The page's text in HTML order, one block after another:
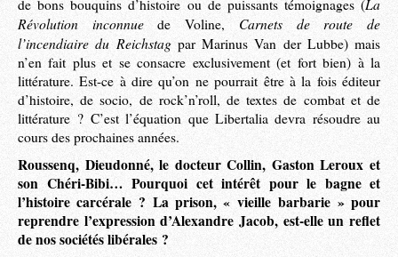
de bons bouquins d’histoire ou de puissants témoignages (La
Révolution inconnuede Voline, Carnets de route de
l’incendiaire du Reichstagpar Marinus Van der Lubbe) mais
n’en fait plus et se consacre exclusivement (et fort bien) à la
littérature. Est-ce à dire qu’on ne pourrait être à la fois éditeur
d’histoire, de socio, de rock’n’roll, de textes de combat et de
littérature ? C’est l’équation que Libertalia devra résoudre au
cours des prochaines années.
Roussenq, Dieudonné, le docteur Collin, Gaston Leroux et
son Chéri-Bibi… Pourquoi cet intérêt pour le bagne et
l’histoire carcérale ? La prison, « vieille barbarie » pour
reprendre l’expression d’Alexandre Jacob, est-elle un reflet
de nos sociétés libérales ?